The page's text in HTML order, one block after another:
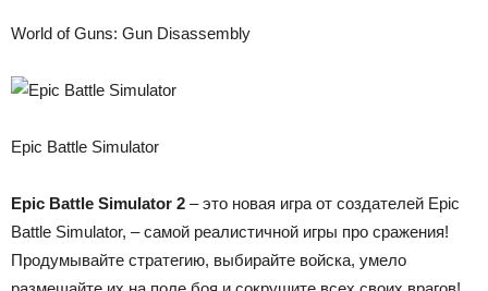
World of Guns: Gun Disassembly
Epic Battle Simulator
Epic Battle Simulator 2 – это новая игра от создателей Epic
Battle Simulator, – самой реалистичной игры про сражения!
Продумывайте стратегию, выбирайте войска, умело